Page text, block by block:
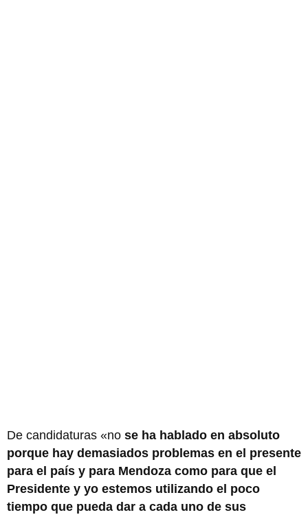
De candidaturas «no se ha hablado en absoluto
porque hay demasiados problemas en el presente
para el país y para Mendoza como para que el
Presidente y yo estemos utilizando el poco
tiempo que pueda dar a cada uno de sus